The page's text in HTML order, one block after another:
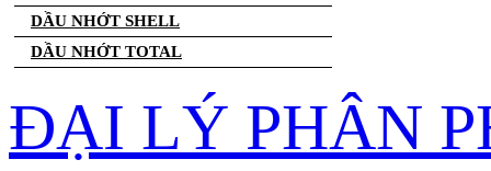
DẦU NHỚT SHELL
DẦU NHỚT TOTAL
ĐẠI LÝ PHÂN